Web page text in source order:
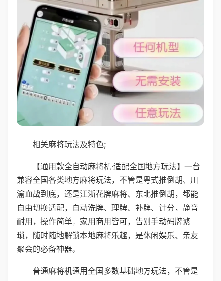
相关麻将玩法及特色;
【通用款全自动麻将机·适配全国地方玩法】一台
兼容全国各类地方麻将玩法，不管是粤式推倒胡、川
渝血战到底，还是江浙花牌麻将、东北推倒胡，都能
自由切换适配，自动洗牌、理牌、补牌、计分，静音
耐用，操作简单，家用商用皆可，告别手动码牌繁
琐，随时随地解锁本地麻将乐趣，是休闲娱乐、亲友
聚会的必备神器。
普通麻将机通用全国多数基础地方玩法，不管是